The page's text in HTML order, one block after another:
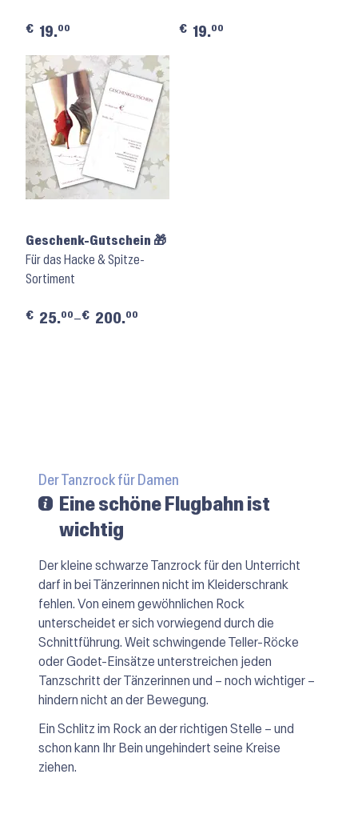
Der Tanzrock für Damen
Eine schöne Flugbahn ist
wichtig
Der kleine schwarze Tanzrock für den Unterricht
darf in bei Tänzerinnen nicht im Kleiderschrank
fehlen. Von einem gewöhnlichen Rock
unterscheidet er sich vorwiegend durch die
Schnittführung. Weit schwingende Teller-Röcke
oder Godet-Einsätze unterstreichen jeden
Tanzschritt der Tänzerinnen und – noch wichtiger –
hindern nicht an der Bewegung.
Ein Schlitz im Rock an der richtigen Stelle – und
schon kann Ihr Bein ungehindert seine Kreise
ziehen.
€ 19.00 € 19.00
Geschenk-Gutschein 🎁
Für das Hacke & Spitze-
Sortiment
€ 25.00–€ 200.00